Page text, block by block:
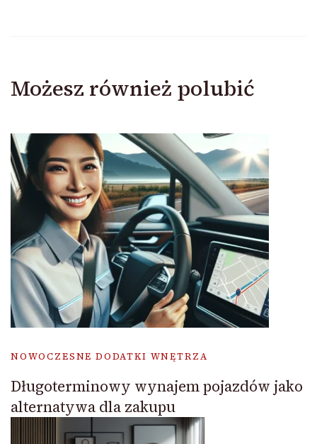
Możesz również polubić
NOWOCZESNE DODATKI WNĘTRZA
Długoterminowy wynajem pojazdów jako
alternatywa dla zakupu